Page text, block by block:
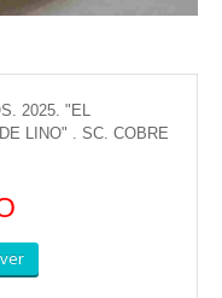
2025. "EL
LINO" . SC. COBRE